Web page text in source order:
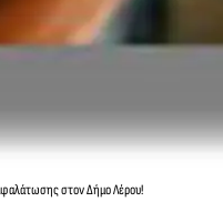
στον Δήμο Λέρου!